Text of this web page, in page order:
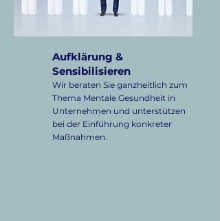
Aufklärung &
Sensibilisieren
Wir beraten Sie ganzheitlich zum
Thema Mentale Gesundheit in
Unternehmen und unterstützen
bei der Einführung konkreter
Maßnahmen.